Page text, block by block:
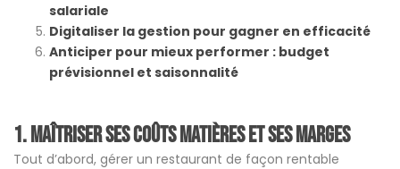
salariale
Digitaliser la gestion pour gagner en efficacité
Anticiper pour mieux performer : budget
prévisionnel et saisonnalité
1.Maîtriser ses coûts matières et ses marges
Tout d’abord, gérer un restaurant de façon rentable